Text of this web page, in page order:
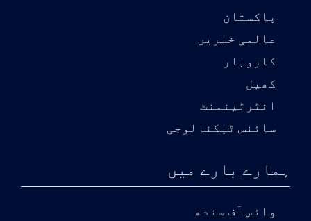
پاکستان
عالمی خبریں
کاروبار
کھیل
انٹرٹینمنٹ
سائنس ٹیکنالوجی
ہمارے بارے میں
وائس آف سندھ